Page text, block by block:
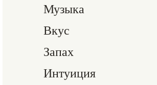
Музыка
Вкус
Запах
Интуиция